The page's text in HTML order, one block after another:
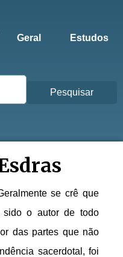
Geral Estudos
Pesquisar
se crê que
sido o autor de todo
das partes que não
sacerdotal, foi